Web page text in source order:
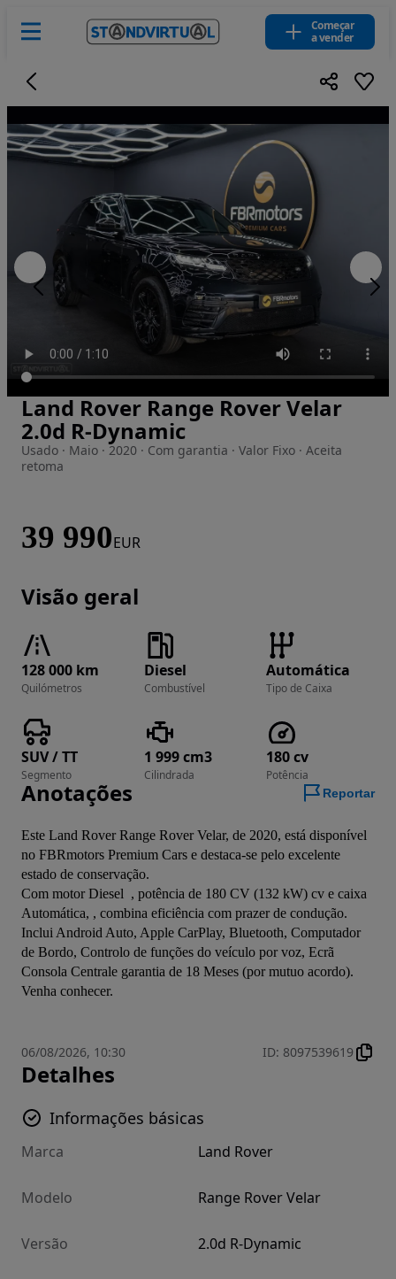
Começar
a vender
Imagem 1 de 49
Land Rover Range Rover Velar
2.0d R-Dynamic
Usado · Maio · 2020 · Com garantia · Valor Fixo · Aceita
retoma
39 990EUR
Visão geral
128 000 km
Quilómetros
Diesel
Combustível
Automática
Tipo de Caixa
SUV / TT
Segmento
1 999 cm3
Cilindrada
180 cv
Potência
Anotações Reportar
Este Land Rover Range Rover Velar, de 2020, está disponível
no FBRmotors Premium Cars e destaca-se pelo excelente
estado de conservação.
Com motor Diesel  , potência de 180 CV (132 kW) cv e caixa
Automática, , combina eficiência com prazer de condução.
Inclui Android Auto, Apple CarPlay, Bluetooth, Computador
de Bordo, Controlo de funções do veículo por voz, Ecrã
Consola Centrale garantia de 18 Meses (por mutuo acordo).
Venha conhecer.
06/08/2026, 10:30 ID: 8097539619
Detalhes
Informações básicas
Marca Land Rover
Modelo Range Rover Velar
Versão 2.0d R-Dynamic